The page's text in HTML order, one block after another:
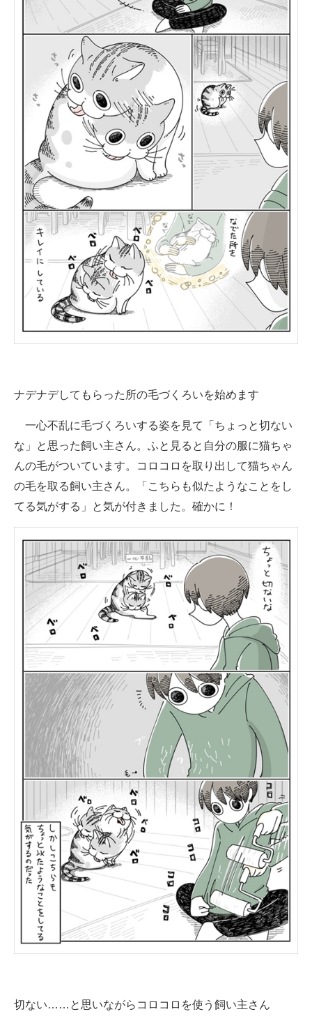
ナデナデしてもらった所の毛づくろいを始めます
一心不乱に毛づくろいする姿を見て「ちょっと切ない
な」と思った飼い主さん。ふと見ると自分の服に猫ちゃ
んの毛がついています。コロコロを取り出して猫ちゃん
の毛を取る飼い主さん。「こちらも似たようなことをし
てる気がする」と気が付きました。確かに！
切ない……と思いながらコロコロを使う飼い主さん